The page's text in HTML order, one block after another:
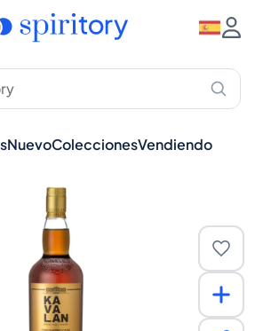
NuevoColeccionesVendiendo